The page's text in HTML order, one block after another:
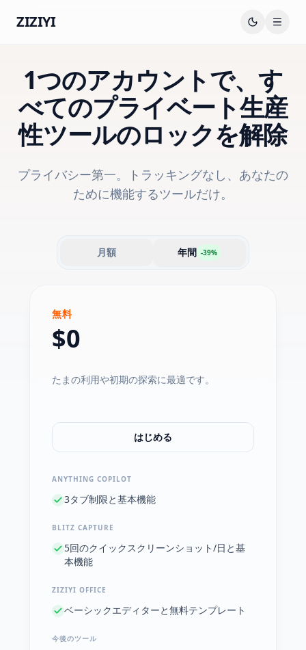
ZIZIYI
1つのアカウントで、す
べてのプライベート生産
性ツールのロックを解除
プライバシー第一。トラッキングなし、あなたの
ために機能するツールだけ。
月額 年間 -39%
無料
$0
たまの利用や初期の探索に最適です。
はじめる
ANYTHING COPILOT
3タブ制限と基本機能
BLITZ CAPTURE
5回のクイックスクリーンショット/日と基
本機能
ZIZIYI OFFICE
ベーシックエディターと無料テンプレート
今後のツール